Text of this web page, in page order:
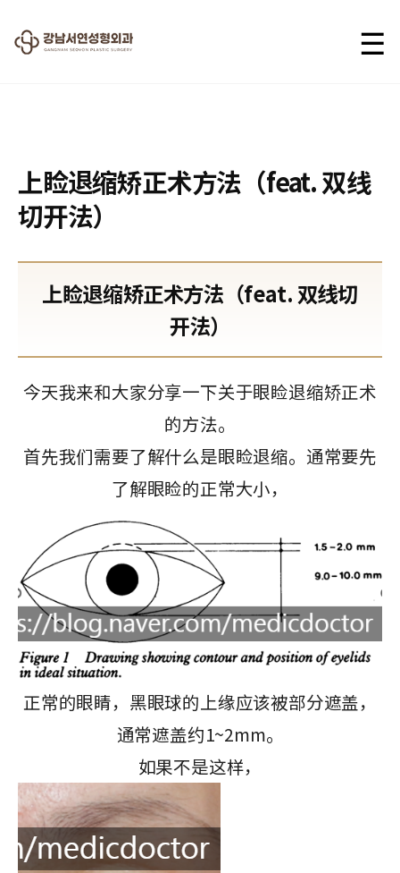
☰
上睑退缩矫正术方法（feat. 双线
切开法）
上睑退缩矫正术方法（feat. 双线切
开法）
今天我来和大家分享一下关于眼睑退缩矫正术
的方法。
首先我们需要了解什么是眼睑退缩。通常要先
了解眼睑的正常大小，
正常的眼睛，黑眼球的上缘应该被部分遮盖，
通常遮盖约1~2mm。
如果不是这样，